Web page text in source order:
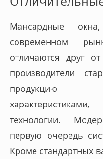
Мансардные
современном
отличаются друг
производители
продукцию
технологии.
первую очередь
Кроме стандартных